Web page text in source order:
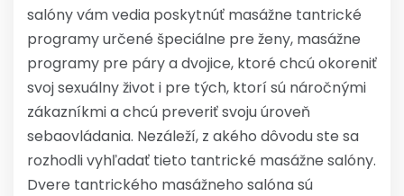
salóny vám vedia poskytnúť masážne tantrické
programy určené špeciálne pre ženy, masážne
programy pre páry a dvojice, ktoré chcú okoreniť
svoj sexuálny život i pre tých, ktorí sú náročnými
zákazníkmi a chcú preveriť svoju úroveň
sebaovládania. Nezáleží, z akého dôvodu ste sa
rozhodli vyhľadať tieto tantrické masážne salóny.
Dvere tantrického masážneho salóna sú